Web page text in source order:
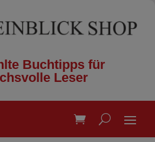
Buchtipps für
Leser